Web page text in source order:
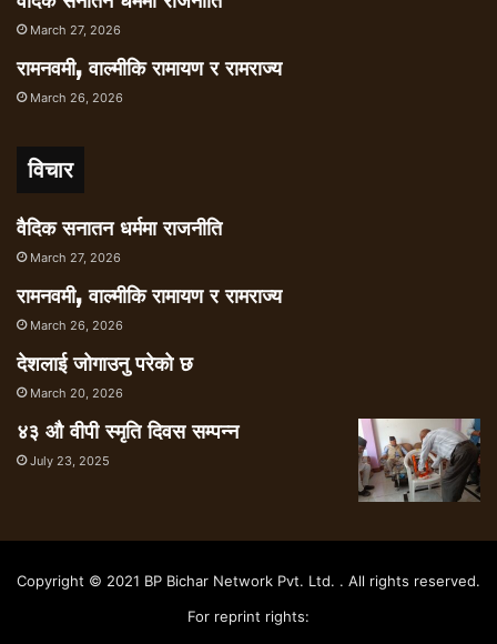
March 27, 2026
रामनवमी, वाल्मीकि रामायण र रामराज्य
March 26, 2026
विचार
वैदिक सनातन धर्ममा राजनीति
March 27, 2026
रामनवमी, वाल्मीकि रामायण र रामराज्य
March 26, 2026
देशलाई जोगाउनु परेको छ
March 20, 2026
४३ औ वीपी स्मृति दिवस सम्पन्न
July 23, 2025
Copyright © 2021 BP Bichar Network Pvt. Ltd. . All rights reserved.
For reprint rights: